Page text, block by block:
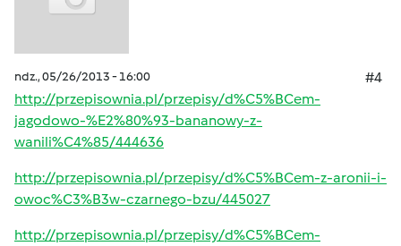
ndz., 05/26/2013 - 16:00
#4
http://przepisownia.pl/przepisy/d%C5%BCem-
jagodowo-%E2%80%93-bananowy-z-
wanili%C4%85/444636
http://przepisownia.pl/przepisy/d%C5%BCem-z-aronii-i-
owoc%C3%B3w-czarnego-bzu/445027
http://przepisownia.pl/przepisy/d%C5%BCem-